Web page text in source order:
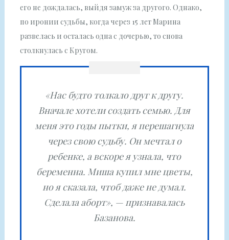
его не дождалась, выйдя замуж за другого. Однако,
по иронии судьбы, когда через 15 лет Марина
развелась и осталась одна с дочерью, то снова
столкнулась с Кругом.
«Нас будто толкало друг к другу.
Вначале хотели создать семью. Для
меня это годы пытки, я перешагнула
через свою судьбу. Он мечтал о
ребенке, а вскоре я узнала, что
беременна. Миша купил мне цветы,
но я сказала, чтоб даже не думал.
Сделала аборт», — признавалась
Базанова.